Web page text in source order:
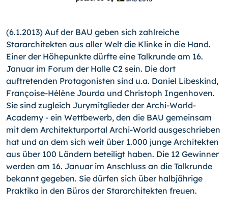
(6.1.2013) Auf der BAU geben sich zahlreiche
Stararchitekten aus aller Welt die Klinke in die Hand.
Einer der Höhepunkte dürfte eine Talkrunde am 16.
Januar im Forum der Halle C2 sein. Die dort
auftretenden Protagonisten sind u.a. Daniel Li­beskind,
Françoise-Hélène Jourda und Christoph Ingenhoven.
Sie sind zugleich Jurymitglieder der Archi-World-
Academy - ein Wettbewerb, den die BAU gemeinsam
mit dem Architekturportal Archi-World ausgeschrieben
hat und an dem sich weit über 1.000 junge Architekten
aus über 100 Ländern beteiligt haben. Die 12 Gewinner
werden am 16. Januar im Anschluss an die Talkrunde
bekannt gegeben. Sie dürfen sich über halbjährige
Praktika in den Büros der Stararchitekten freuen.